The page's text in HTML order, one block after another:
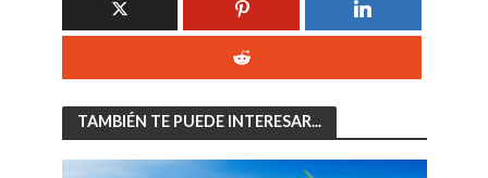
TAMBIÉN TE PUEDE INTERESAR...